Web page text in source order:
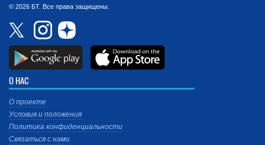
© 2026 БТ. Все права защищены.
О НАС
О проекте
Условия и положения
Политика конфиденциальности
Связаться с нами